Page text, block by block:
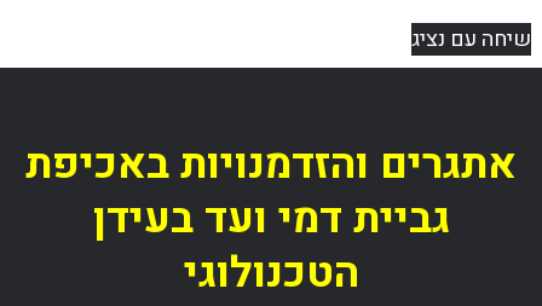
שיחה עם נציג
אתגרים והזדמנויות באכיפת
גביית דמי ועד בעידן
הטכנולוגי